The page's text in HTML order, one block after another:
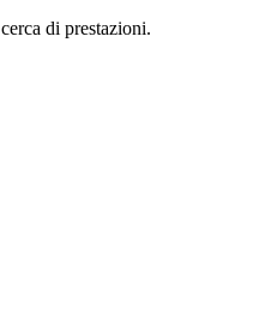
di prestazioni.